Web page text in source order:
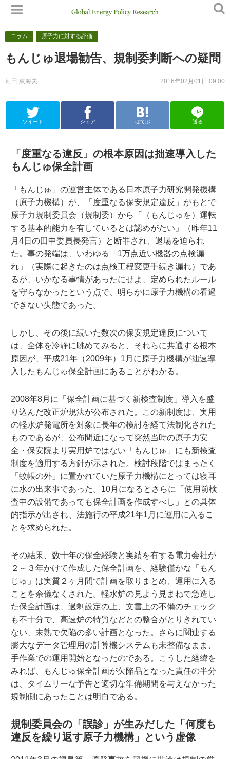
コラム 原子力に対する評価
もんじゅ退場勧告、規制委判断への疑問
2016年02月01日 09:00
河田 東海夫
ツイート シェア はてぶ 送る
「度重なる違反」の根本原因は拙速導入した
もんじゅ保全計画
「もんじゅ」の運営主体である日本原子力研究開発機構
（原子力機構）が、「度重なる保安規定違反」がもとで
原子力規制委員会（規制委）から「（もんじゅを）運転
する基本的能力を有しているとは認めがたい」（昨年11
月4日の田中委員長発言）と断罪され、退場を迫られ
た。事の発端は、いわゆる「1万点近い機器の点検漏
れ」（実際に起きたのは点検工程変更手続き漏れ）であ
るが、いかなる事情があったにせよ、定められたルール
を守らなかったという点で、明らかに原子力機構の看過
できない失態であった。
しかし、その後に続いた数次の保安規定違反について
は、全体を冷静に眺めてみると、それらに共通する根本
原因が、平成21年（2009年）1月に原子力機構が拙速導
入したもんじゅ保全計画にあることがわかる。
2008年8月に「保全計画に基づく新検査制度」導入を盛
り込んだ改正炉規法が公布された。この新制度は、実用
の軽水炉発電所を対象に長年の検討を経て法制化された
ものであるが、公布間近になって突然当時の原子力安
全・保安院より実用炉ではない「もんじゅ」にも新検査
制度を適用する方針が示された。検討段階ではまったく
「蚊帳の外」に置かれていた原子力機構にとっては寝耳
に水の出来事であった。10月になるとさらに「使用前検
査中の設備であっても保全計画を作成すべし」との具体
的指示が出され、法施行の平成21年1月に運用に入るこ
とを求められた。
その結果、数十年の保全経験と実績を有する電力会社が
２～３年かけて作成した保全計画を、経験僅かな「もん
じゅ」は実質２ヶ月間で計画を取りまとめ、運用に入る
ことを余儀なくされた。軽水炉の見よう見まねで急造し
た保全計画は、過剰設定の上、文書上の不備のチェック
も不十分で、高速炉の特質などとの整合がとりきれてい
ない、未熟で欠陥の多い計画となった。さらに関連する
膨大なデータ管理用の計算機システムも未整備なまま、
手作業での運用開始となったのである。こうした経緯を
みれば、もんじゅ保全計画が欠陥品となった責任の半分
は、タイムリーな予告と適切な準備期間を与えなかった
規制側にあったことは明白である。
規制委員会の「誤診」が生みだした「何度も
違反を繰り返す原子力機構」という虚像